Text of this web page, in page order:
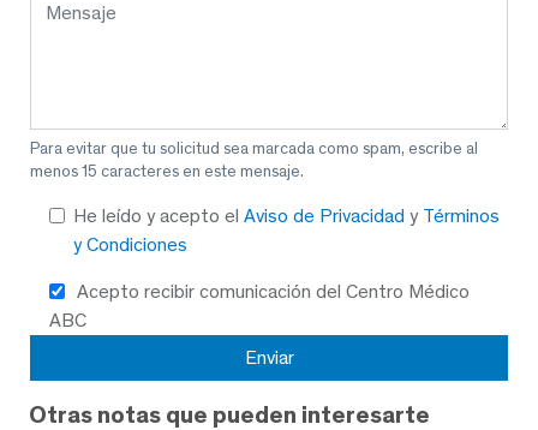
Para evitar que tu solicitud sea marcada como spam, escribe al
menos 15 caracteres en este mensaje.
He leído y acepto el Aviso de Privacidad y Términos
y Condiciones
Acepto recibir comunicación del Centro Médico
ABC
Otras notas que pueden interesarte